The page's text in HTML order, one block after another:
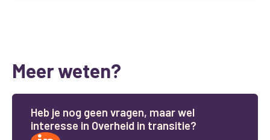
Meer weten?
Heb je nog geen vragen, maarwel
interesse in Overheid in transitie?